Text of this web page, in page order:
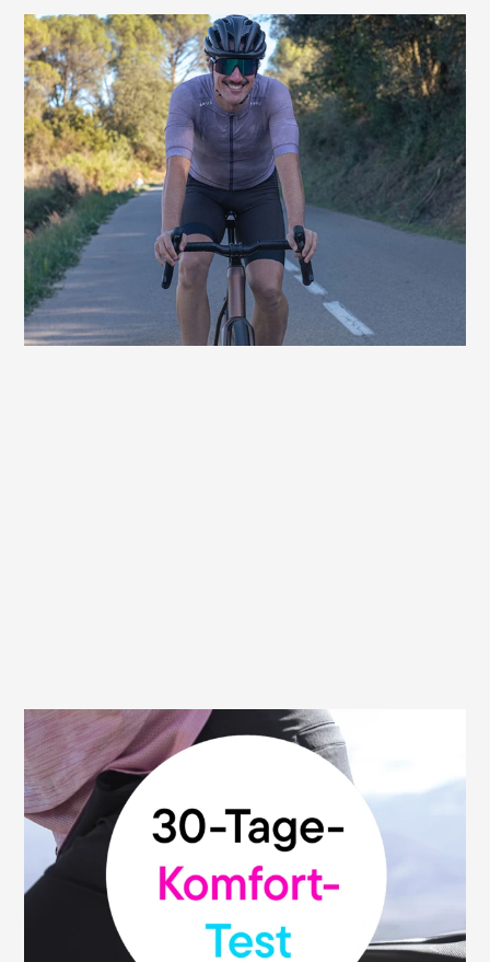
Optimal auch für alle E-Racer
Du bist sehr sportlich unterwegs, lässt dich
aber auch gern vom Motor unterstützen?
Kein Problem, der Fly Arteria Gel Men
bietet dir für die E-Versionen von Rennrad,
Gravelbike und MTB ebenfalls besten
Komfort. Mit E-Bikes werden die Touren
schon mal etwas länger – und genau dafür
haben wir diesen Sattel entwickelt!
30 Tage Geld-zurück-Garantie
Wir sind überzeugt von der hohen Qualität
und Funktionalität unserer Sättel. Deshalb
geben wir dir unsere Geld-zurück-
Garantie: Du kannst deinen Terry-Sattel
ohne Risiko testen und innerhalb von 30
Tagen ab Kaufdatum bei dem